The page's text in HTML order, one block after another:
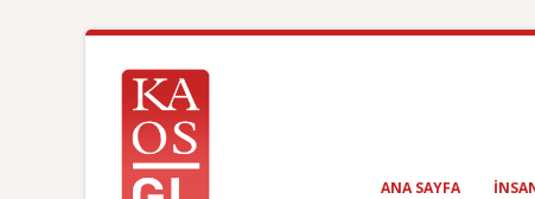
ANA SAYFA